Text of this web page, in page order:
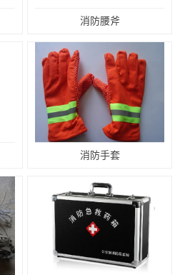
消防腰斧
消防手套